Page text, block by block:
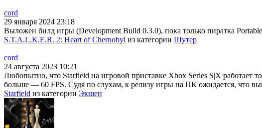
cord
29 января 2024 23:18
Выложен билд игры (Development Build 0.3.0), пока только пиратка
S.T.A.L.K.E.R. 2: Heart of Chernobyl из категории Шутер
cord
24 августа 2023 10:21
Любопытно, что Starfield на игровой приставке Xbox Series S|X работает
больше — 60 FPS. Судя по слухам, к релизу игры на ПК ожидается, что
Starfield из категории Экшен